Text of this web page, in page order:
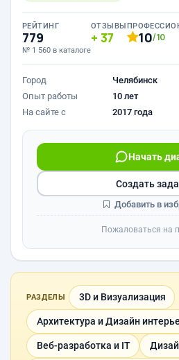
РЕЙТИНГ
779
№ 1 560 в каталоге
ОТЗЫВЫ
37 10/10
Город
Челябинск
Опыт работы
10 лет
На сайте с
2017 года
Начать
Создать
Добавить в
Пожаловаться на
РАЗДЕЛЫ 3D и Визуализация
Архитектура и Дизайн
Веб-разработка и IT